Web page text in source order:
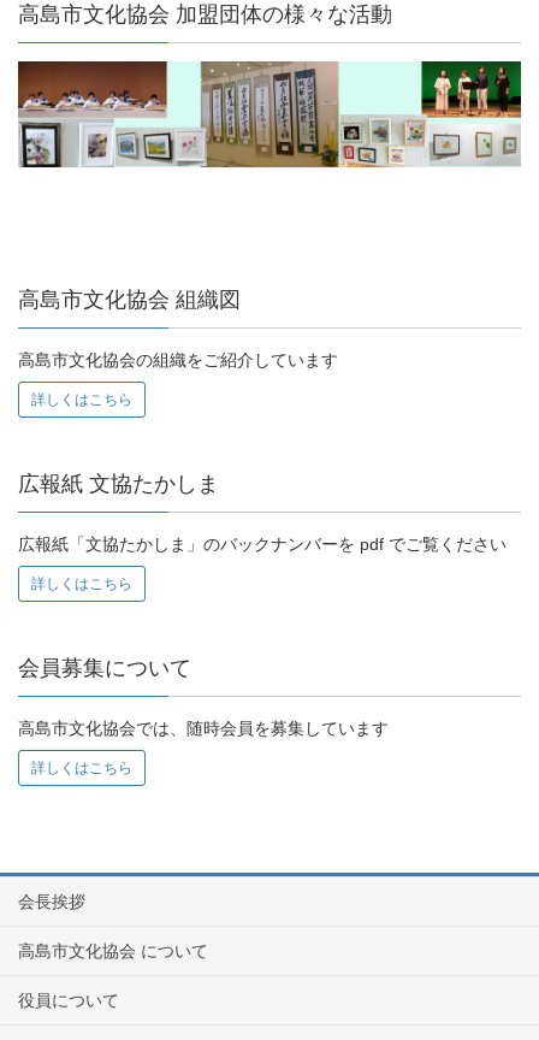
高島市文化協会 加盟団体の様々な活動
高島市文化協会 組織図
高島市文化協会の組織をご紹介しています
詳しくはこちら
広報紙 文協たかしま
広報紙「文協たかしま」のバックナンバーを pdf でご覧ください
詳しくはこちら
会員募集について
高島市文化協会では、随時会員を募集しています
詳しくはこちら
会長挨拶
高島市文化協会 について
役員について